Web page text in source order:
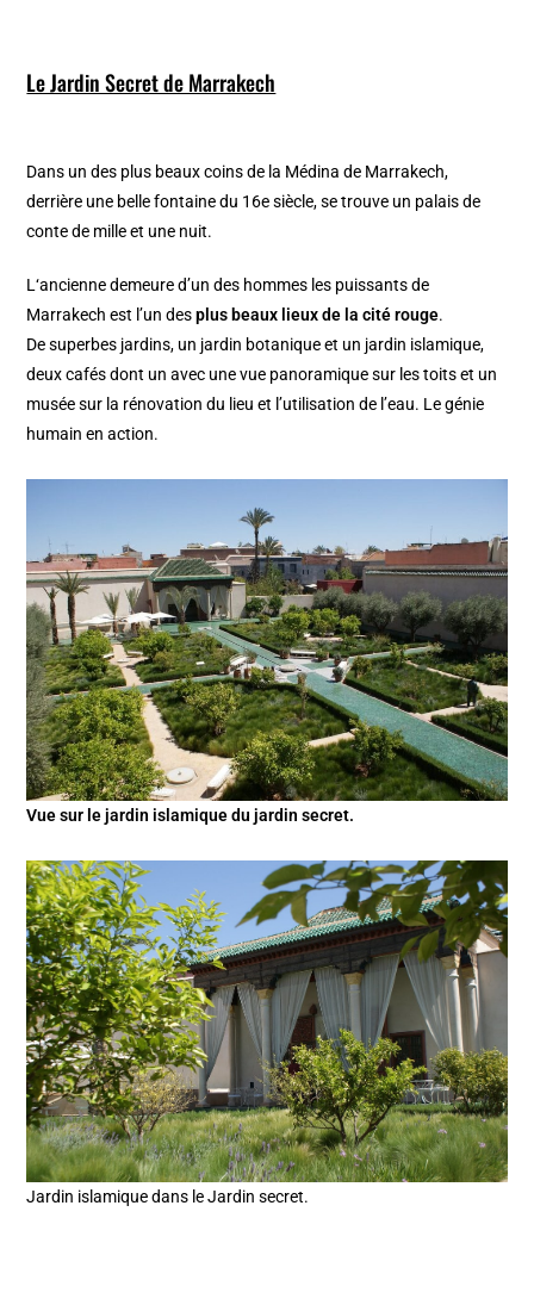
Le Jardin Secret de Marrakech
Dans un des plus beaux coins de la Médina de Marrakech,
derrière une belle fontaine du 16e siècle, se trouve un palais de
conte de mille et une nuit.
L‘ancienne demeure d’un des hommes les puissants de
Marrakech est l’un desplus beaux lieux de la cité rouge.
De superbes jardins, un jardin botanique et un jardin islamique,
deux cafés dont un avec une vue panoramique sur les toits et un
musée sur la rénovation du lieu et l’utilisation de l’eau. Le génie
humain en action.
Vue sur le jardin islamique du jardin secret.
Jardin islamique dans le Jardin secret.